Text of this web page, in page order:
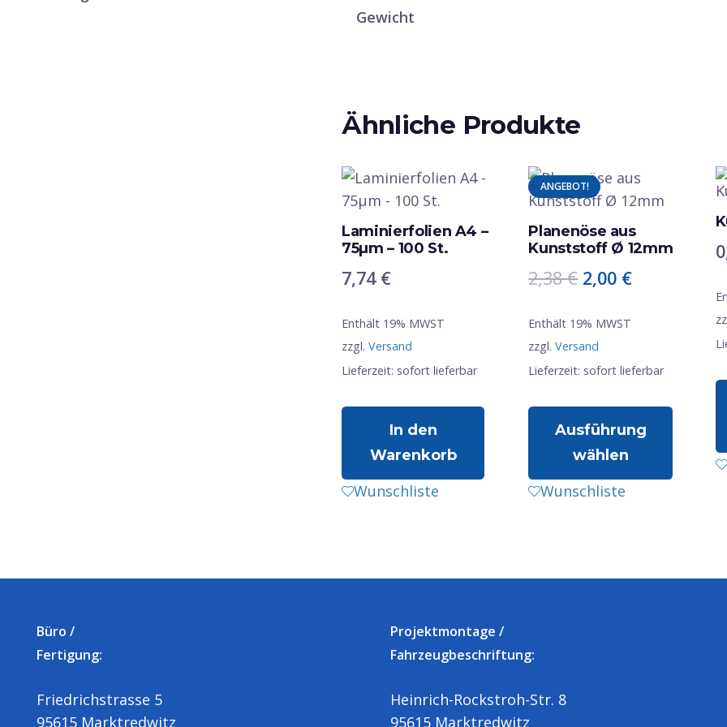
Gewicht
Ähnliche Produkte
Laminierfolien A4 –
75µm – 100 St.
7,74 €
Enthält 19% MWST
zzgl.Versand
Lieferzeit: sofort lieferbar
In den
Warenkorb
Wunschliste
ANGEBOT!
Planenöse aus
Kunststoff Ø 12mm
2,38€ 2,00 €
Enthält 19% MWST
zzgl.Versand
Lieferzeit: sofort lieferbar
Ausführung
wählen
Dieses
Varianten
Optionen
auf
der
Wunschliste
Büro /
Fertigung:
Friedrichstrasse 5
95615 Marktredwitz
Projektmontage /
Fahrzeugbeschriftung:
Heinrich-Rockstroh-Str. 8
95615 Marktredwitz